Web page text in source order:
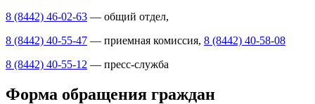
8 (8442) 46-02-63 — общий отдел,
8 (8442) 40-55-47 — приемная комиссия, 8 (8442) 40-58-08
8 (8442) 40-55-12 — пресс-служба
Форма обращения граждан